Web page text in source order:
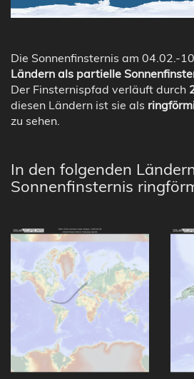
Die Sonnenfinsternis am 04.02.-
Ländern als partielle
Der Finsternispfad verläuft durch
diesen Ländern ist sie als
zu sehen.
In den folgenden
Sonnenfinsternis